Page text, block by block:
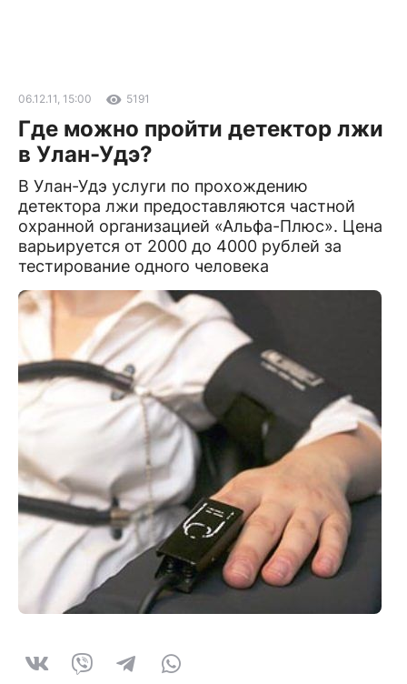
06.12.11, 15:00 5191
Где можно пройти детектор лжи
в Улан-Удэ?
В Улан-Удэ услуги по прохождению
детектора лжи предоставляются частной
охранной организацией «Альфа-Плюс». Цена
варьируется от 2000 до 4000 рублей за
тестирование одного человека